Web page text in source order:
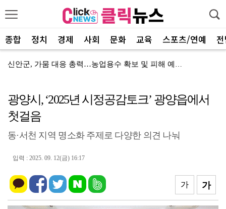
종합 정치 경제 사회 문화 교육 스포츠/연예
신안군, 가뭄 대응 총력…농업용수 확보 및 피해 예방에…
진안군, 문화기획공연 「Space Scape : 공간풍…
장흥군, 폭염·가뭄 피해 대응 긴급 대책회의 개최
진도소방서 TBN광주교통방송 출연… 말복 대비 음식물 …
전남광주특별시, 폭염 지속에 온열질환 고위험군 주의 당…
당신의 이야기가 음악이 된다
광양시, ‘2025년 시정공감토크’ 광양읍에서
첫걸음
동·서천 지역 명소화 주제로 다양한 의견 나눠
입력 : 2025. 09. 12(금) 16:17
가
가